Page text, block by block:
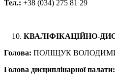
Тел.: +38 (034) 275 81 29
КВАЛІФІКАЦІЙНО-
Голова: ПОЛІЩУК
Голова дисциплінарної палати: